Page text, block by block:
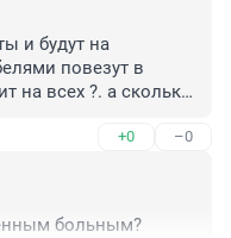
и будут на
повезут в
на всех ?. а сколько
+0 –0
больным?